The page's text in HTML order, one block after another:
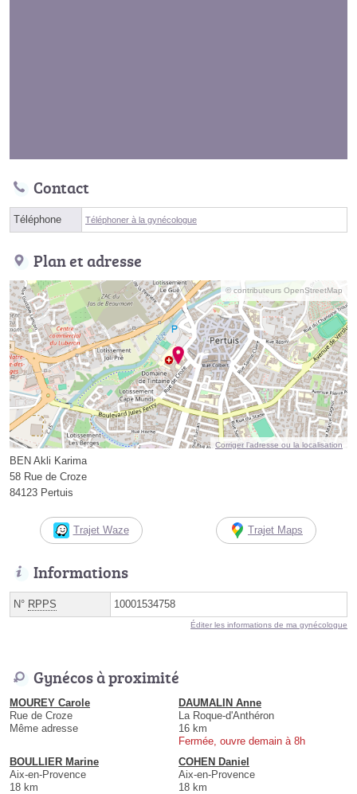
Contact
Téléphone Téléphoner à la gynécologue
Plan et adresse
© contributeurs OpenStreetMap
Corriger l’adresse ou la localisation
BEN Akli Karima
58 Rue de Croze
84123 Pertuis
Trajet Waze Trajet Maps
Informations
N° RPPS 10001534758
Éditer les informations de ma gynécologue
Gynécos à proximité
MOUREY Carole
Rue de Croze
Même adresse
DAUMALIN Anne
La Roque-d'Anthéron
16 km
Fermée, ouvre demain à 8h
BOULLIER Marine
Aix-en-Provence
18 km
COHEN Daniel
Aix-en-Provence
18 km